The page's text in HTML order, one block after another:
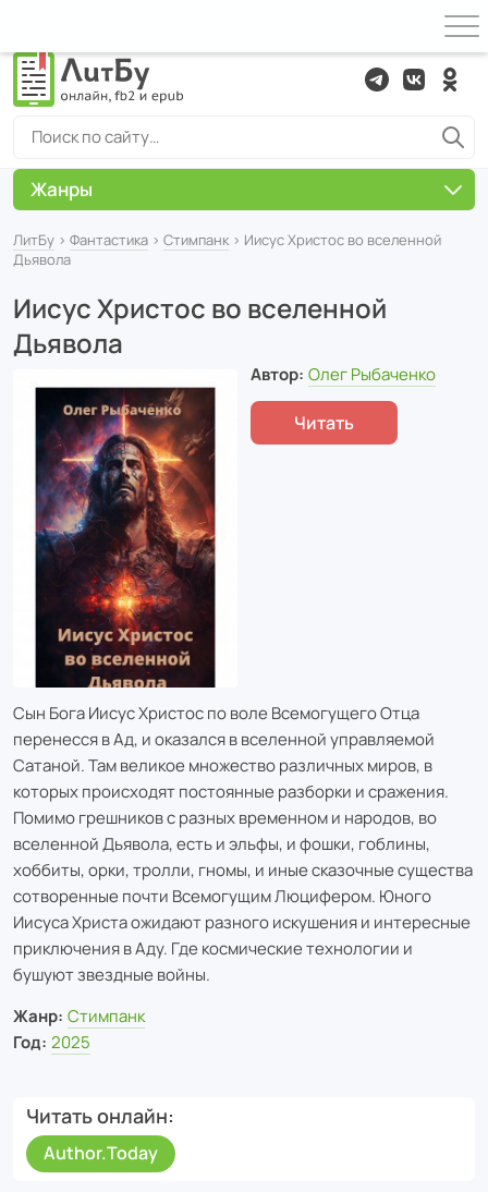
ЛитБу › Фантастика › Cтимпанк› Иисус Христос во вселенной
Дьявола
Иисус Христос во вселенной
Дьявола
Автор: Олег Рыбаченко
Читать
Сын Бога Иисус Христос по воле Всемогущего Отца
перенесся в Ад, и оказался в вселенной управляемой
Сатаной. Там великое множество различных миров, в
которых происходят постоянные разборки и сражения.
Помимо грешников с разных временном и народов, во
вселенной Дьявола, есть и эльфы, и фошки, гоблины,
хоббиты, орки, тролли, гномы, и иные сказочные существа
сотворенные почти Всемогущим Люцифером. Юного
Иисуса Христа ожидают разного искушения и интересные
приключения в Аду. Где космические технологии и
бушуют звездные войны.
Жанр: Cтимпанк
Год: 2025
Читать онлайн
Author.Today
Жанры